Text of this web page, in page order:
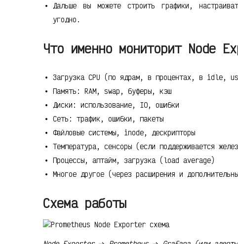
Дальше вы можете строить графики,
угодно.
Что именно мониторит Node
Загрузка CPU (по ядрам, в процентах, в idle,
Память: RAM, swap, буферы, кэш
Диски: использование, IO, ошибки
Сеть: трафик, ошибки, пакеты
Файловые системы, inode, дескрипторы
Температура, сенсоры (если поддерживается
Процессы, аптайм, загрузка (load average)
Многое другое (через расширения и
Схема работы